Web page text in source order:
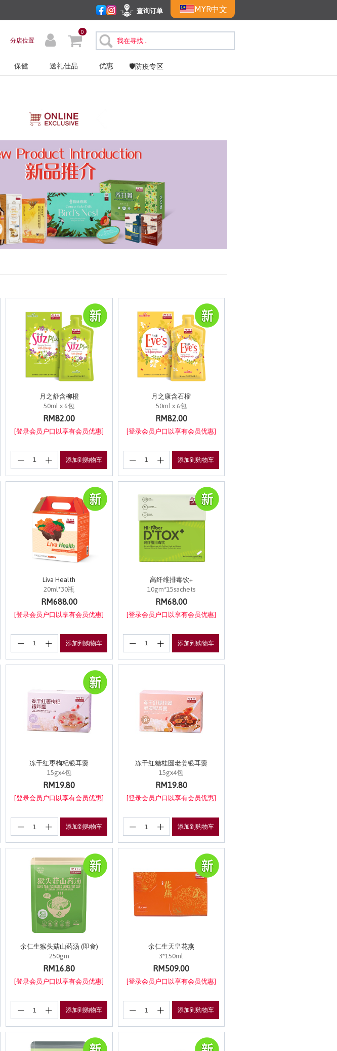
查询订单 MYR中文
分店位置
0
保健 送礼佳品 优惠 🛡️防疫专区
月之舒含柳橙
50ml x 6包
RM82.00
[登录会员户口以享有会员优惠]
添加到购物车
月之康含石榴
50ml x 6包
RM82.00
[登录会员户口以享有会员优惠]
添加到购物车
Liva Health
20ml*30瓶
RM688.00
[登录会员户口以享有会员优惠]
添加到购物车
高纤维排毒饮+
10gm*15sachets
RM68.00
[登录会员户口以享有会员优惠]
添加到购物车
冻干红枣枸杞银耳羹
15gx4包
RM19.80
[登录会员户口以享有会员优惠]
添加到购物车
冻干红糖桂圆老姜银耳羹
15gx4包
RM19.80
[登录会员户口以享有会员优惠]
添加到购物车
余仁生猴头菇山药汤 (即食)
250gm
RM16.80
[登录会员户口以享有会员优惠]
添加到购物车
余仁生天皇花燕
3*150ml
RM509.00
[登录会员户口以享有会员优惠]
添加到购物车